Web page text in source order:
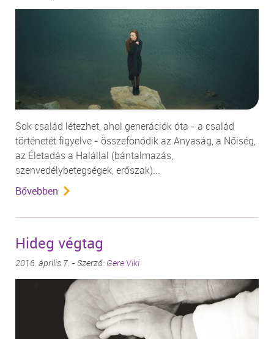
Sok család létezhet, ahol generációk óta - a család
történetét figyelve - összefonódik az Anyaság, a Nőiség,
az Életadás a Halállal (bántalmazás,
szenvedélybetegségek, erőszak)...
Bővebben
Hideg végtag
2016. április 7. - Szerző: Gere Viki